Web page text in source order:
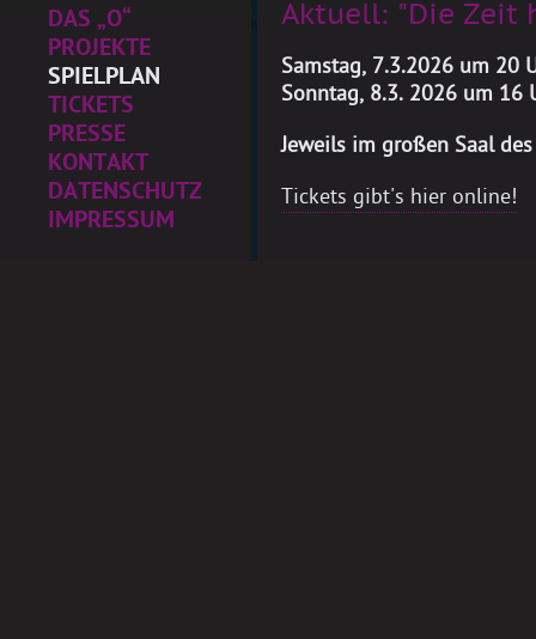
DAS „O“
PROJEKTE
SPIELPLAN
TICKETS
PRESSE
KONTAKT
DATENSCHUTZ
IMPRESSUM
Aktuell: "Die Zeit
Samstag, 7.3.2026 um 20
Sonntag, 8.3. 2026 um 16
Jeweils im großen Saal
Tickets gibt's hier online!